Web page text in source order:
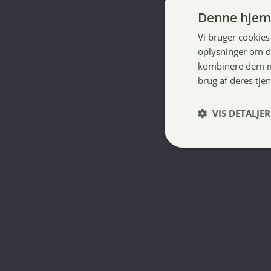
Denne
Vi bruger
oplysninger om
kombinere dem
brug af deres
VIS DETALJER